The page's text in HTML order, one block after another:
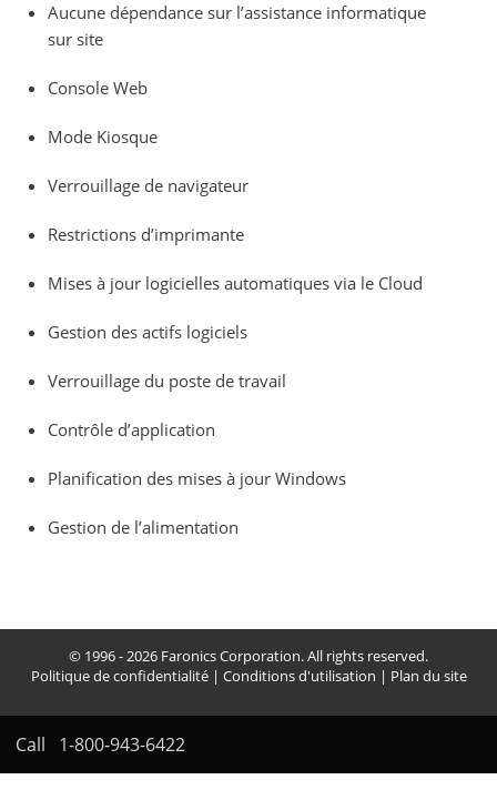
Aucune dépendance sur l’assistance informatique
sur site
Console Web
Mode Kiosque
Verrouillage de navigateur
Restrictions d’imprimante
Mises à jour logicielles automatiques via le Cloud
Gestion des actifs logiciels
Verrouillage du poste de travail
Contrôle d’application
Planification des mises à jour Windows
Gestion de l’alimentation
Call 1-800-943-6422
© 1996 - 2026 Faronics Corporation. All rights reserved.
Politique de confidentialité| Conditions d'utilisation | Plan du site